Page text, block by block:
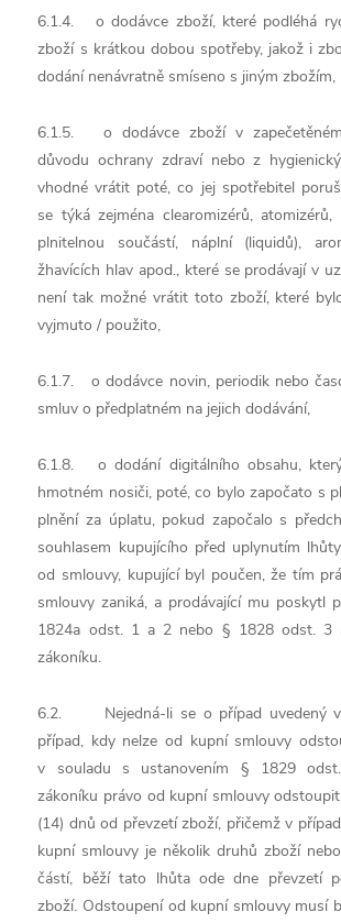
6.1.4. o dodávce zboží, které podléhá
zboží s krátkou dobou spotřeby, jakož i
dodání nenávratně smíseno s jiným zbožím,
6.1.5. o dodávce zboží v
důvodu ochrany zdraví nebo z
vhodné vrátit poté, co jej spotřebitel
se týká zejména clearomizérů,
plnitelnou součástí, náplní (liquidů),
žhavících hlav apod., které se prodávají v
není tak možné vrátit toto zboží, které
vyjmuto / použito,
6.1.7. o dodávce novin, periodik nebo
smluv o předplatném na jejich dodávání,
6.1.8. o dodání digitálního obsahu,
hmotném nosiči, poté, co bylo započato s
plnění za úplatu, pokud započalo s
souhlasem kupujícího před uplynutím
od smlouvy, kupující byl poučen, že tím
smlouvy zaniká, a prodávající mu poskytl
1824a odst. 1 a 2 nebo § 1828 odst. 3
zákoníku.
6.2. Nejedná-li se o případ uvedený
případ, kdy nelze od kupní smlouvy
v souladu s ustanovením § 1829
zákoníku právo od kupní smlouvy
(14) dnů od převzetí zboží, přičemž v
kupní smlouvy je několik druhů zboží
částí, běží tato lhůta ode dne převzetí
zboží. Odstoupení od kupní smlouvy musí